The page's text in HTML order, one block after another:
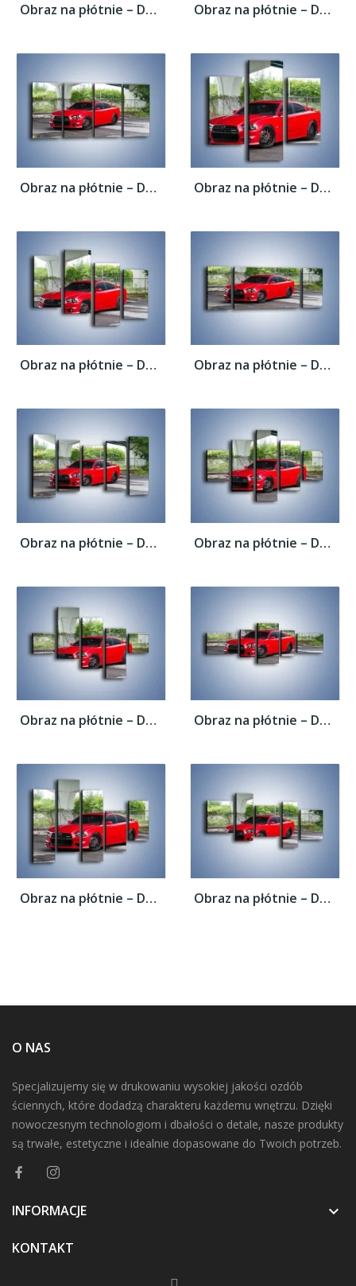
Obraz na płótnie – Dodge Charger SRT16 –... Obraz na płótnie – Dodge Charger SRT22 –...
Obraz na płótnie – Dodge Charger SRT18 –... Obraz na płótnie – Dodge Charger SRT15 –...
Obraz na płótnie – Dodge Charger SRT19 –... Obraz na płótnie – Dodge Charger SRT17 –...
Obraz na płótnie – Dodge Charger SRT24 –... Obraz na płótnie – Dodge Charger SRT23 –...
Obraz na płótnie – Dodge Charger SRT25 –... Obraz na płótnie – Dodge Charger SRT27 –...
Obraz na płótnie – Dodge Charger SRT26 –... Obraz na płótnie – Dodge Charger SRT28 –...
O NAS
Specjalizujemy się w drukowaniu wysokiej jakości ozdób
ściennych, które dodadzą charakteru każdemu wnętrzu. Dzięki
nowoczesnym technologiom i dbałości o detale, nasze produkty
są trwałe, estetyczne i idealnie dopasowane do Twoich potrzeb.
INFORMACJE 
KONTAKT